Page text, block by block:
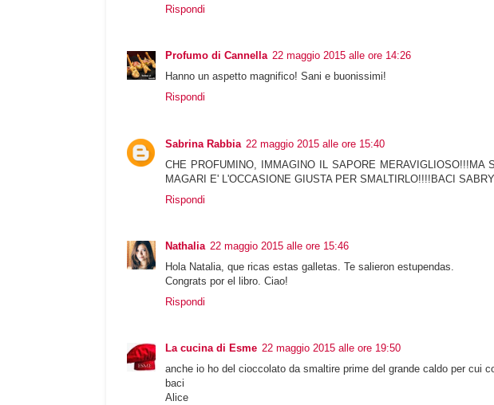
Rispondi
Profumo di Cannella 22 maggio 2015 alle ore 14:26
Hanno un aspetto magnifico! Sani e buonissimi!
Rispondi
Sabrina Rabbia 22 maggio 2015 alle ore 15:40
CHE PROFUMINO, IMMAGINO IL SAPORE MERAVIGLIOSO!!!MA
MAGARI E' L'OCCASIONE GIUSTA PER SMALTIRLO!!!!BACI SABRY
Rispondi
Nathalia 22 maggio 2015 alle ore 15:46
Hola Natalia, que ricas estas galletas. Te salieron estupendas.
Congrats por el libro. Ciao!
Rispondi
La cucina di Esme 22 maggio 2015 alle ore 19:50
anche io ho del cioccolato da smaltire prime del grande caldo per cui
baci
Alice